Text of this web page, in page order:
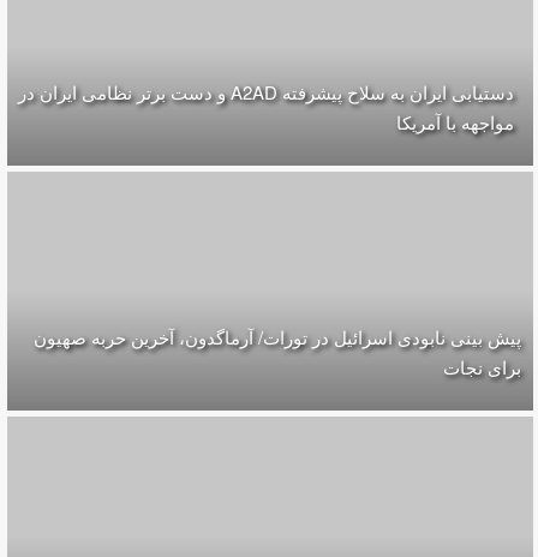
دستیابی ایران به سلاح پیشرفته A2AD و دست برتر نظامی ایران در
مواجهه با آمریکا
پیش بینی نابودی اسرائیل در تورات/ آرماگدون، آخرین حربه صهیون
برای نجات